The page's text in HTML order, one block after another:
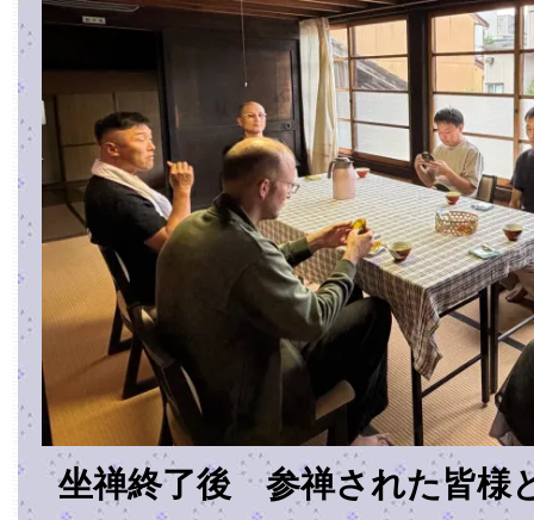
坐禅終了後 参禅された皆様